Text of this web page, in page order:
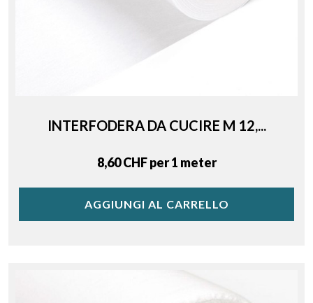
INTERFODERA DA CUCIRE M 12,...
Price
8,60 CHF per 1 meter
AGGIUNGI AL CARRELLO